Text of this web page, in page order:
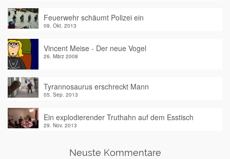
Feuerwehr schäumt Polizei ein
09. Okt. 2013
Vincent Meise - Der neue Vogel
26. März 2008
Tyrannosaurus erschreckt Mann
05. Sep. 2013
Ein explodierender Truthahn auf dem Esstisch
29. Nov. 2013
Neuste Kommentare